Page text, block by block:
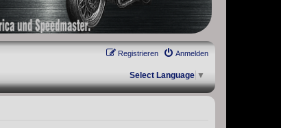
Anmelden
Registrieren
Select Language ▼